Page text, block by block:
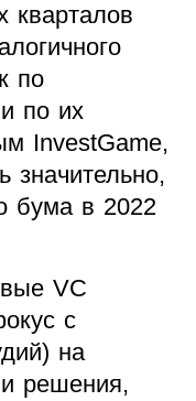
кварталов
по
по их
InvestGame,
значительно,
бума в 2022
VC
с
на
решения,